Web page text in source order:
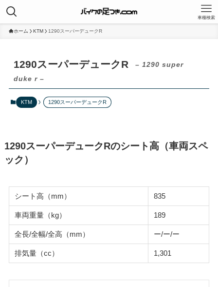
車種検索
ホーム KTM 1290スーパーデュークR
1290スーパーデュークR
– 1290 super
duke r –
KTM 1290スーパーデュークR
1290スーパーデュークRのシート高（車両スペ
ック）
シート高（mm） 835
車両重量（kg） 189
全長/全幅/全高（mm） ー/ー/ー
排気量（cc） 1,301